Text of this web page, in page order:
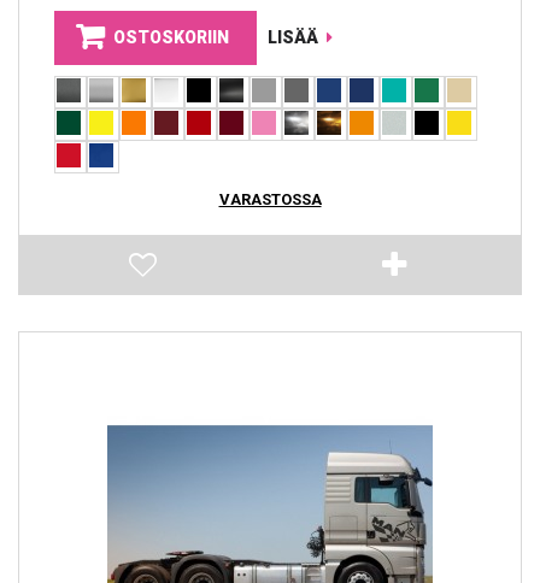
OSTOSKORIIN LISÄÄ
VARASTOSSA